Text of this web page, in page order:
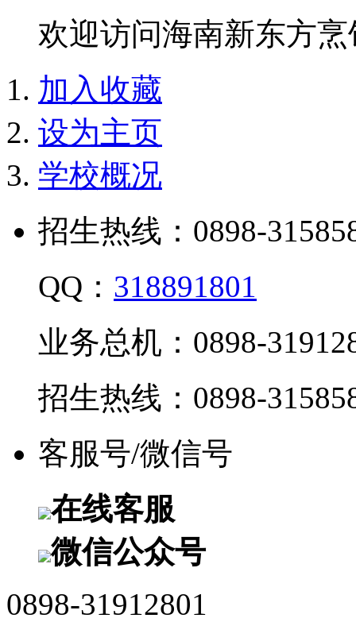
欢迎访问海南新东方
加入收藏
设为主页
学校概况
招生热线：0898-
QQ： 318891801
业务总机：0898-
招生热线：0898-
客服号/微信号
在线客服
微信公众号
0898-31912801